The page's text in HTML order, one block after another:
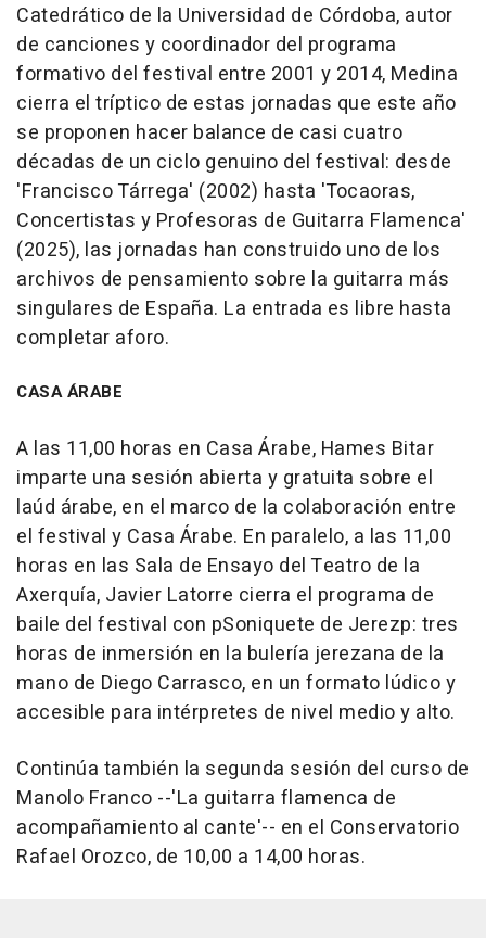
Catedrático de la Universidad de Córdoba, autor
de canciones y coordinador del programa
formativo del festival entre 2001 y 2014, Medina
cierra el tríptico de estas jornadas que este año
se proponen hacer balance de casi cuatro
décadas de un ciclo genuino del festival: desde
'Francisco Tárrega' (2002) hasta 'Tocaoras,
Concertistas y Profesoras de Guitarra Flamenca'
(2025), las jornadas han construido uno de los
archivos de pensamiento sobre la guitarra más
singulares de España. La entrada es libre hasta
completar aforo.
CASA ÁRABE
A las 11,00 horas en Casa Árabe, Hames Bitar
imparte una sesión abierta y gratuita sobre el
laúd árabe, en el marco de la colaboración entre
el festival y Casa Árabe. En paralelo, a las 11,00
horas en las Sala de Ensayo del Teatro de la
Axerquía, Javier Latorre cierra el programa de
baile del festival con pSoniquete de Jerezp: tres
horas de inmersión en la bulería jerezana de la
mano de Diego Carrasco, en un formato lúdico y
accesible para intérpretes de nivel medio y alto.
Continúa también la segunda sesión del curso de
Manolo Franco --'La guitarra flamenca de
acompañamiento al cante'-- en el Conservatorio
Rafael Orozco, de 10,00 a 14,00 horas.